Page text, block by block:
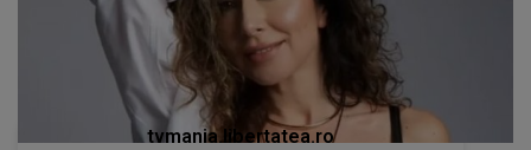
tvmania.libertatea.ro